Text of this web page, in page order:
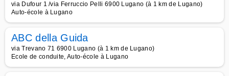
via Dufour 1 /via Ferruccio Pelli 6900 Lugano (à 1 km de Lugano)
Auto-école à Lugano
ABC della Guida
via Trevano 71 6900 Lugano (à 1 km de Lugano)
Ecole de conduite, Auto-école à Lugano